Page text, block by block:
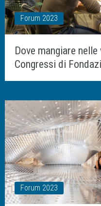
Forum 2023
Dove mangiare
Congressi di
Forum 2023